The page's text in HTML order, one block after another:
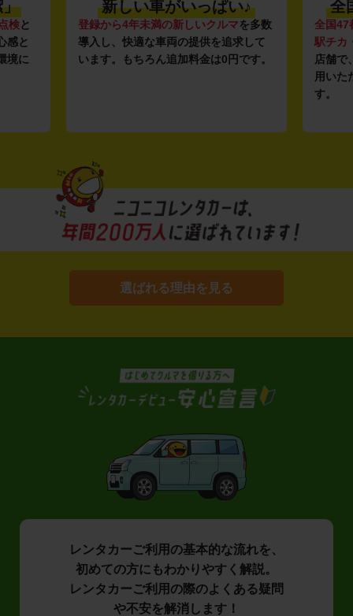
」
検と
感と
境に
新しい車がいっぱい♪
登録から4年未満の新しいクルマを多数
導入し、快適な車両の提供を追求して
います。もちろん追加料金は0円です。
全
全国47
駅チカ
店舗で
用いた
す。
選ばれる理由を見る
レンタカーご利用の基本的な流れを、
初めての方にもわかりやすく解説。
レンタカーご利用の際のよくある疑問
や不安を解消します！